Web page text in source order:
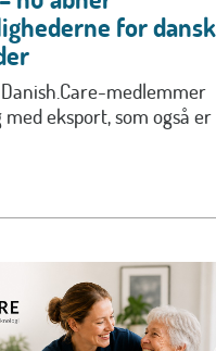
for
medlemmer
eksport, som også